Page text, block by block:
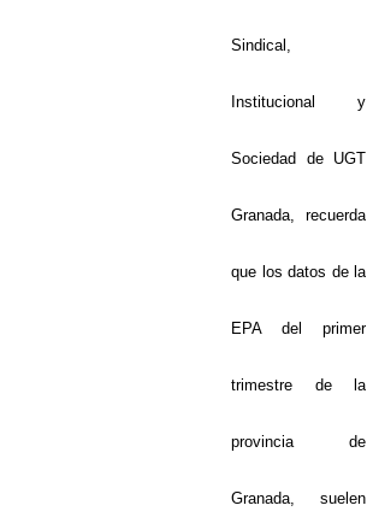
Sindical,
Institucional y
Sociedad de UGT
Granada, recuerda
que los datos de la
EPA del primer
trimestre de la
provincia de
Granada, suelen